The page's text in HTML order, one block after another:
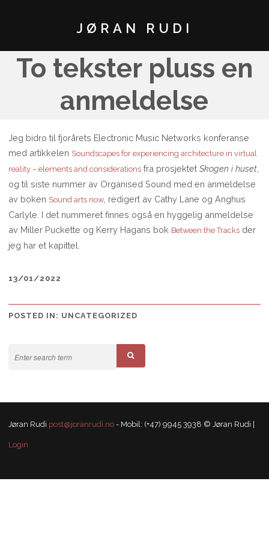
JØRAN RUDI
To tekster pluss en
anmeldelse
Jeg bidro til fjorårets Electronic Music Networks konferanse
med artikkelen Soundscapes for experiencing architecture in virtual
reality – elements and considerations fra prosjektetSkogen i huset
og til siste nummer av Organised Sound med en anmeldelse
av boken Sound arts now , redigert av Cathy Lane og Anghus
Carlyle. I det nummeret finnes også en hyggelig anmeldelse
av Miller Puckette og Kerry Hagans bok Between the Tracks der
jeg har et kapittel.
13/01/2022
POSTED IN: UNCATEGORIZED
Jøran Rudi post@joranrudi.no - Mobil: (+47) 9945 3938 © Jøran Rudi |
Login